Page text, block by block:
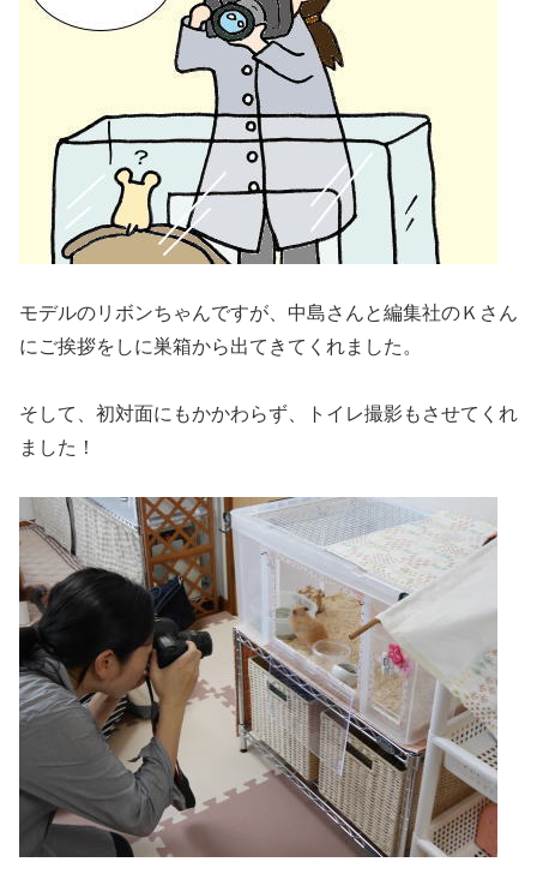
モデルのリボンちゃんですが、中島さんと編集社のＫさん
にご挨拶をしに巣箱から出てきてくれました。
そして、初対面にもかかわらず、トイレ撮影もさせてくれ
ました！